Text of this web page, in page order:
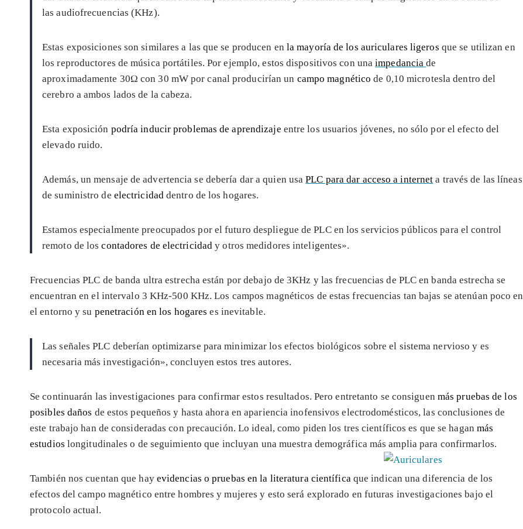
las audiofrecuencias (KHz).
Estas exposiciones son similares a las que se producen en la mayoría de los auriculares ligeros que se utilizan en
los reproductores de música portátiles. Por ejemplo, estos dispositivos con unaimpedancia de
aproximadamente 30Ω con 30 mW por canal producirían un campo magnético de 0,10 microtesla dentro del
cerebro a ambos lados de la cabeza.
Esta exposición podría inducir problemas de aprendizaje entre los usuarios jóvenes, no sólo por el efecto del
elevado ruido.
Además, un mensaje de advertencia se debería dar a quien usaPLC para dar acceso a internet a través de las líneas
de suministro de electricidaddentro de los hogares.
Estamos especialmente preocupados por el futuro despliegue de PLC en los servicios públicos para el control
remoto de loscontadores de electricidad y otros medidores inteligentes».
Frecuencias PLC de banda ultra estrecha están por debajo de 3KHz y las frecuencias de PLC en banda estrecha se
encuentran en el intervalo 3 KHz-500 KHz. Los campos magnéticos de estas frecuencias tan bajas se atenúan poco en
el entorno y su penetración en los hogares es inevitable.
Las señales PLC deberían optimizarse para minimizar los efectos biológicos sobre el sistema nervioso y es
necesaria más investigación», concluyen estos tres autores.
Se continuarán las investigaciones para confirmar estos resultados. Pero entretanto se consiguen más pruebas de los
posibles daños de estos pequeños y hasta ahora en apariencia inofensivos electrodomésticos, las conclusiones de
este trabajo han de consideradas con precaución. Lo ideal, como piden los tres científicos es que se hagan más
estudios longitudinales o de seguimiento que incluyan una muestra demográfica más amplia para confirmarlos.
También nos cuentan que hay evidencias o pruebas en la literatura científicaque indican una diferencia de los
efectos del campo magnético entre hombres y mujeres y esto será explorado en futuras investigaciones bajo el
protocolo actual.